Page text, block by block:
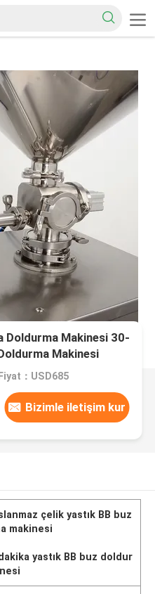
Doldurma Makinesi 30-
Makinesi
Fiyat：USD685
Bizimle iletişim kur
çelik yastık BB buz
makinesi
yastık BB buz doldur